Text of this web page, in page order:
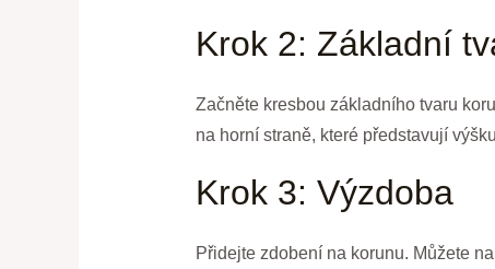
Krok 2: Základní
Začněte kresbou základního tvaru
na horní straně, které představují
Krok 3: Výzdoba
Přidejte zdobení na korunu. Můžete